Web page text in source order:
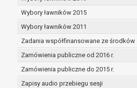
Wybory ławników 2015
Wybory ławników 2011
Zadania współfinansowane ze środków
Zamówienia publiczne od 2016 r.
Zamówienia publiczne do 2015 r.
Zapisy audio przebiegu sesji